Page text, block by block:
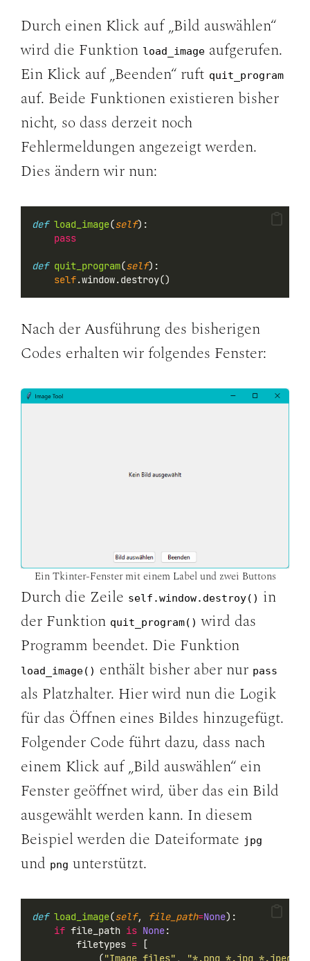
Durch einen Klick auf „Bild auswählen“
wird die Funktion load_image aufgerufen.
Ein Klick auf „Beenden“ ruft quit_program
auf. Beide Funktionen existieren bisher
nicht, so dass derzeit noch
Fehlermeldungen angezeigt werden.
Dies ändern wir nun:
def load_image(self):
pass
def quit_program(self):
self.window.destroy()
Nach der Ausführung des bisherigen
Codes erhalten wir folgendes Fenster:
Ein Tkinter-Fenster mit einem Label und zwei Buttons
Durch die Zeile self.window.destroy() in
der Funktion quit_program() wird das
Programm beendet. Die Funktion
load_image() enthält bisher aber nur pass
als Platzhalter. Hier wird nun die Logik
für das Öffnen eines Bildes hinzugefügt.
Folgender Code führt dazu, dass nach
einem Klick auf „Bild auswählen“ ein
Fenster geöffnet wird, über das ein Bild
ausgewählt werden kann. In diesem
Beispiel werden die Dateiformate jpg
und png unterstützt.
def load_image(self, file_path=None):
if file_path is None:
        filetypes
= [
            (
"Image files" , "*.png *.jpg *.jpeg),